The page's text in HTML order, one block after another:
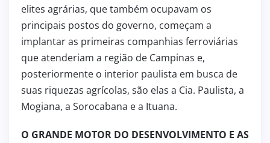
elites agrárias, que também ocupavam os
principais postos do governo, começam a
implantar as primeiras companhias ferroviárias
que atenderiam a região de Campinas e,
posteriormente o interior paulista em busca de
suas riquezas agrícolas, são elas a Cia. Paulista, a
Mogiana, a Sorocabana e a Ituana.
O GRANDE MOTOR DO DESENVOLVIMENTO E AS